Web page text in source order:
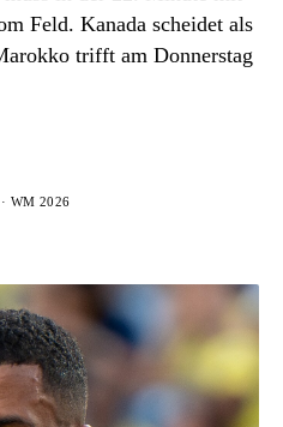
Feld. Kanada scheidet als
trifft am Donnerstag
WM 2026